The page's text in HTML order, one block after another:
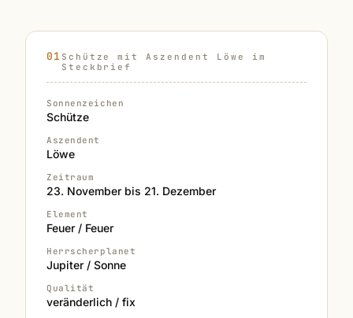
Schütze mit Aszendent Löwe im
Steckbrief
Sonnenzeichen
Schütze
Aszendent
Löwe
Zeitraum
23. November bis 21. Dezember
Element
Feuer / Feuer
Herrscherplanet
Jupiter / Sonne
Qualität
veränderlich / fix